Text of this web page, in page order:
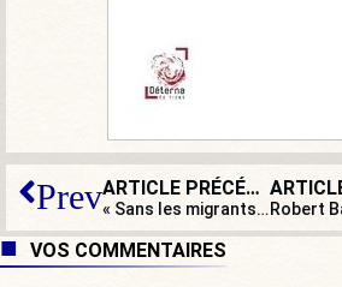
Prev ARTICLE PRÉCÉDENT
« Sans les migrants, la France s’effondrerait » : qui est cette journaliste ?
VOS COMMENTAIRES